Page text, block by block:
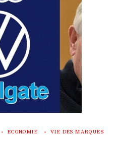
ECONOMIE VIE DES MARQUES